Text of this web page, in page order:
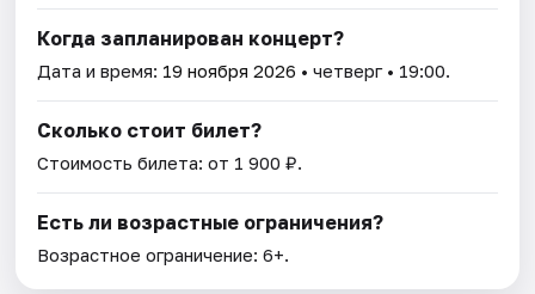
Когда запланирован концерт?
Дата и время: 19 ноября 2026 • четверг • 19:00.
Сколько стоит билет?
Стоимость билета: от 1 900 ₽.
Есть ли возрастные ограничения?
Возрастное ограничение: 6+.